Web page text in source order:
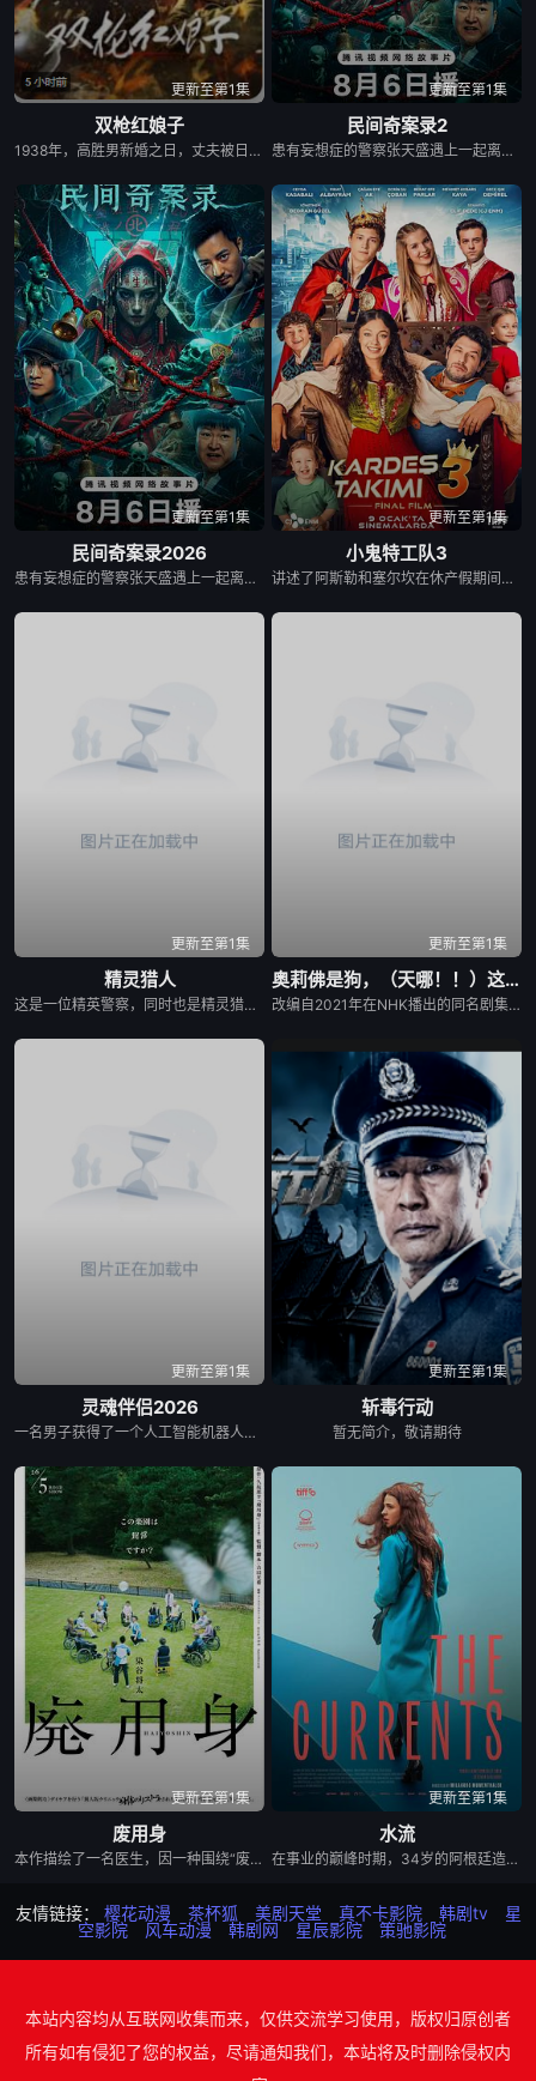
更新至第1集
双枪红娘子
1938年，高胜男新婚之日，丈夫被日军残害，父辈亦遭屠戮。她举枪聚义，屡袭敌寇威震四方，后得八路军指点决心投身革命。日军欲诱杀高胜男，她孤身赴战舍命换乡亲周全。千钧一发间，八路军突袭而至全歼敌寇，高胜男血染沙场，生死未卜……
更新至第1集
民间奇案录2
患有妄想症的警察张天盛遇上一起离奇的神像杀人事件，勘案过程中，牵引出“婴胎报仇”，“娘娘索命”等一连串妖异事件，张天盛虽被种种诡怪幻象阻碍，却坚信这是藏在迷信后的人为诡计，勇于向封建传统宣战，敢于破除流传已久的迷信糟粕，最终，在战胜妄想症的同时，成功还原真相，伸张正义。
更新至第1集
民间奇案录2026
患有妄想症的警察张天盛遇上一起离奇的神像杀人事件，勘案过程中，牵引出“婴胎报仇”，“娘娘索命”等一连串妖异事件，张天盛虽被种种诡怪幻象阻碍，却坚信这是藏在迷信后的人为诡计，勇于向封建传统宣战，敢于破除流传已久的迷信糟粕，最终，在战胜妄想症的同时，成功还原真相，伸张正义。
更新至第1集
小鬼特工队3
讲述了阿斯勒和塞尔坎在休产假期间接到紧急电话，被迫穿越时空，带着孩子们踏上迄今为止最具挑战性的任务。
更新至第1集
精灵猎人
这是一位精英警察，同时也是精灵猎手。在调查一系列血腥谋杀案的过程中，他面临着来自超自然界的威胁。为了维护两个世界的平衡，他必须与精灵之王展开一场激烈的战斗。
更新至第1集
奥莉佛是狗，（天哪！！）这家伙电影版
改编自2021年在NHK播出的同名剧集，只有狭间县警鉴识科警犬组的训犬员青叶一平（池松壮亮 饰）能够看到自己的警犬搭档奥莉佛（小田切让 饰）是一个沉溺于烟酒和女色的中年大叔，穿着狗狗布偶装（在其他人眼里，他是一只普通的狗）。
更新至第1集
灵魂伴侣2026
一名男子获得了一个人工智能机器人，以应对刚刚去世的妻子的去世。 为了创造一个真正有知觉的伴侣，他无意中把一个无害的爱情机器人变成了一个致命的灵魂伴侣。
更新至第1集
斩毒行动
暂无简介，敬请期待
更新至第1集
废用身
本作描绘了一名医生，因一种围绕“废用身”——因瘫痪等原因已无恢复可能的四肢——的治疗方法，而一步步踏入在追求理想的理性与疯狂之间摇摆的危险领域。在某座城镇的日间照护中心里，一种突破性的疗法在老年人之间悄然流传：对患者进行废用身切除后，不仅“身体和心情都变轻松了”，甚至“原本严厉的性格也变得温和”，出现了看似积极的副作用。听闻此事的编辑矢仓察觉到其可能为老年医疗带来革命性变革，遂向开发该疗法的院长漆原提出出书邀约。然而，关于该照护中心的内部举报被泄露至周刊杂志，加之患者家中发生的一起事件，事态骤然逆转，真相逐渐陷入黑暗。 本片改编自久坂部羊的同名原著小说。
更新至第1集
水流
在事业的巅峰时期，34岁的阿根廷造型师丽娜在瑞士的一场颁奖典礼后，被一种突如其来的冲动驱使。回到布宜诺斯艾利斯后，她什么也没说，但她内心深处似乎发生了某种变化——这种变化是安静且无形的，它悄然地解开了她以为自己早已抛在脑后的过去。
友情链接： 樱花动漫 茶杯狐 美剧天堂 真不卡影院 韩剧tv
星
空影院
风车动漫 韩剧网 星辰影院 策驰影院
本站内容均从互联网收集而来，仅供交流学习使用，版权归原创者
所有如有侵犯了您的权益，尽请通知我们，本站将及时删除侵权内